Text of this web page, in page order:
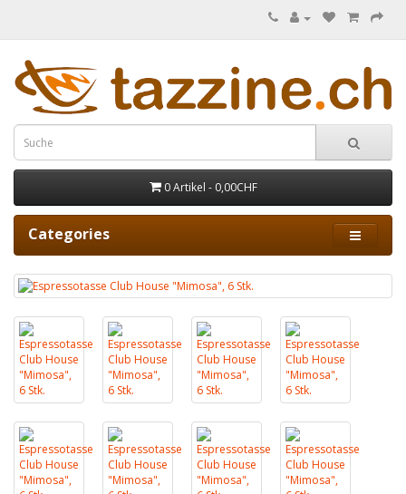
0 Artikel - 0,00CHF
Categories